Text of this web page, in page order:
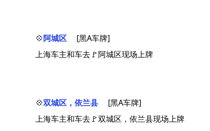
💠阿城区
[黑A车牌]
上海车主和车去🚩阿城区现场上牌
💠双城区，依兰县
[黑A车牌]
上海车主和车去🚩双城区，依兰县现场上牌